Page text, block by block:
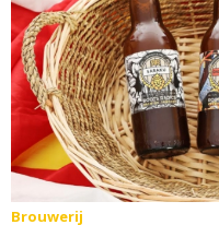
Brouwerij